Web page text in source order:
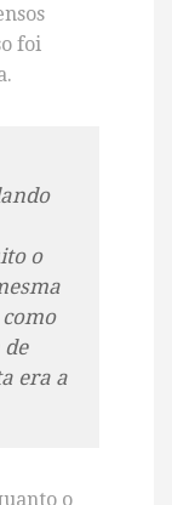
foi
o
de
era a
o